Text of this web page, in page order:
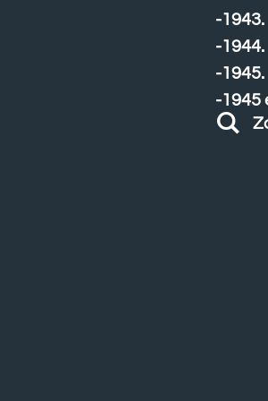
-1943.
-1944.
-1945.
-1945